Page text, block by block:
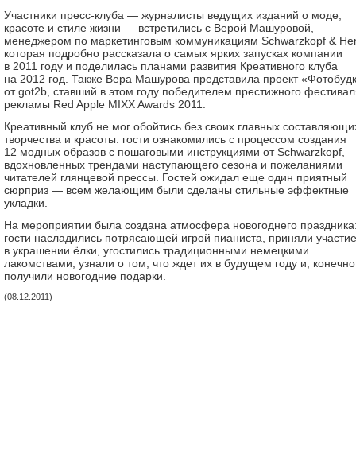
Участники пресс-клуба — журналисты ведущих изданий о моде,
красоте и стиле жизни — встретились с Верой Машуровой,
менеджером по маркетинговым коммуникациям Schwarzkopf &
которая подробно рассказала о самых ярких запусках компании
в 2011 году и поделилась планами развития Креативного клуба
на 2012 год. Также Вера Машурова представила проект
от got2b, ставший в этом году победителем престижного
рекламы Red Apple MIXX Awards 2011.
Креативный клуб не мог обойтись без своих главных
творчества и красоты: гости ознакомились с процессом создания
12 модных образов с пошаговыми инструкциями от Schwarzkopf,
вдохновленных трендами наступающего сезона и пожеланиями
читателей глянцевой прессы. Гостей ожидал еще один приятный
сюрприз — всем желающим были сделаны стильные эффектные
укладки.
На мероприятии была создана атмосфера новогоднего
гости насладились потрясающей игрой пианиста, приняли участие
в украшении ёлки, угостились традиционными немецкими
лакомствами, узнали о том, что ждет их в будущем году и,
получили новогодние подарки.
(08.12.2011)